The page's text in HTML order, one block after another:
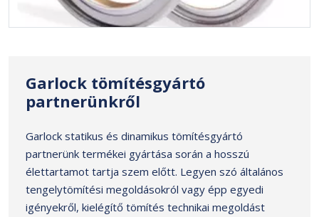
Garlock tömítésgyártó
partnerünkről
Garlock statikus és dinamikus tömítésgyártó
partnerünk termékei gyártása során a hosszú
élettartamot tartja szem előtt. Legyen szó általános
tengelytömítési megoldásokról vagy épp egyedi
igényekről, kielégítő tömítés technikai megoldást